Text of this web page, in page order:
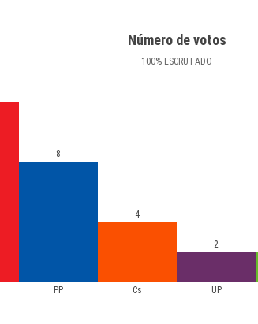
Número de votos
100% ESCRUTADO
PP Cs UP
8
4
2